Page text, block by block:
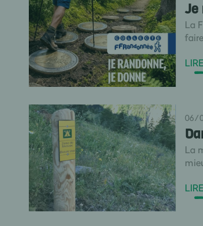
Je
La
06/
La